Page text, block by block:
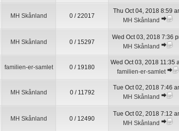
MH Skånland 0 / 22017
Thu Oct 04, 2018 8:59
MH Skånland
MH Skånland 0 / 15297
Wed Oct 03, 2018 7:36
MH Skånland
familien-er-samlet 0 / 19180
Wed Oct 03, 2018 11:35
familien-er-samlet
MH Skånland 0 / 11792
Tue Oct 02, 2018 7:46
MH Skånland
MH Skånland 0 / 12490
Tue Oct 02, 2018 7:12
MH Skånland